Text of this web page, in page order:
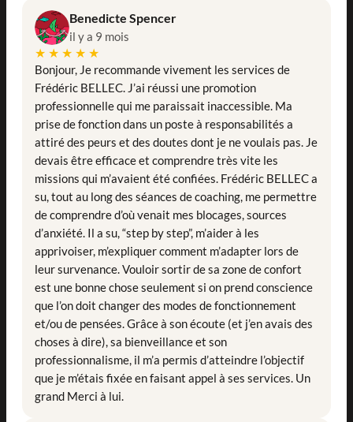
Benedicte Spencer
il y a 9 mois
★★★★★
Bonjour, Je recommande vivement les services de
Frédéric BELLEC. J’ai réussi une promotion
professionnelle qui me paraissait inaccessible. Ma
prise de fonction dans un poste à responsabilités a
attiré des peurs et des doutes dont je ne voulais pas. Je
devais être efficace et comprendre très vite les
missions qui m’avaient été confiées. Frédéric BELLEC a
su, tout au long des séances de coaching, me permettre
de comprendre d’où venait mes blocages, sources
d’anxiété. Il a su, “step by step”, m’aider à les
apprivoiser, m’expliquer comment m’adapter lors de
leur survenance. Vouloir sortir de sa zone de confort
est une bonne chose seulement si on prend conscience
que l’on doit changer des modes de fonctionnement
et/ou de pensées. Grâce à son écoute (et j’en avais des
choses à dire), sa bienveillance et son
professionnalisme, il m’a permis d’atteindre l’objectif
que je m’étais fixée en faisant appel à ses services. Un
grand Merci à lui.